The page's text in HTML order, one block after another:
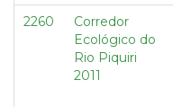
2260
Corredor
Ecológico do
Rio Piquiri
2011